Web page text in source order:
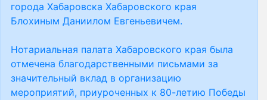
города Хабаровска Хабаровского края
Блохиным Даниилом Евгеньевичем.
Нотариальная палата Хабаровского края была
отмечена благодарственными письмами за
значительный вклад в организацию
мероприятий, приуроченных к 80-летию Победы